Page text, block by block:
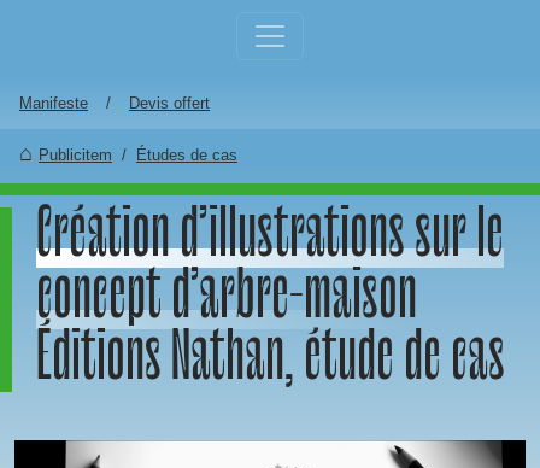
Manifeste Devis offert
Publicitem Études de cas
Création d’illustrations sur le
concept d’arbre-maison
Éditions Nathan, étude de cas